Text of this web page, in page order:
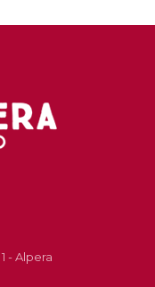
- Alpera